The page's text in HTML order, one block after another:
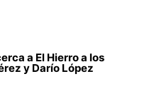
a El Hierro a los
y Darío López